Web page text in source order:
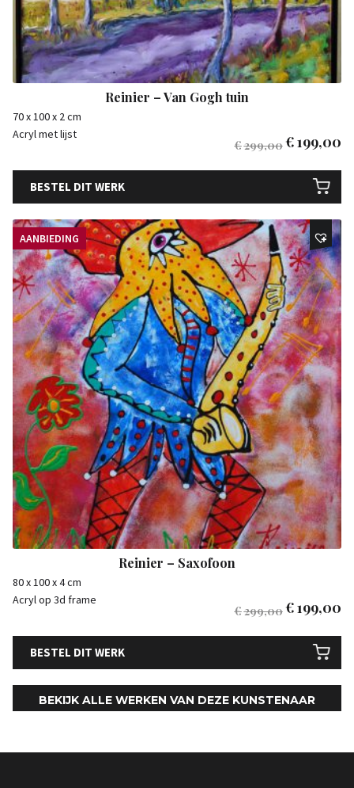
Reinier – Van Gogh tuin
70 x 100 x 2 cm
Acryl met lijst
€299,00€199,00
BESTEL DIT WERK
AANBIEDING
Reinier – Saxofoon
80 x 100 x 4 cm
Acryl op 3d frame
€299,00€199,00
BESTEL DIT WERK
BEKIJK ALLE WERKEN VAN DEZE KUNSTENAAR